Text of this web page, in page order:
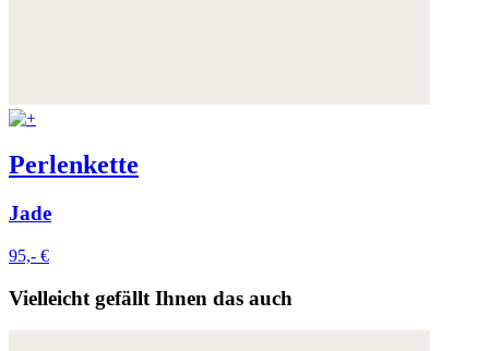
Perlenkette
Jade
95,- €
Vielleicht gefällt Ihnen das auch